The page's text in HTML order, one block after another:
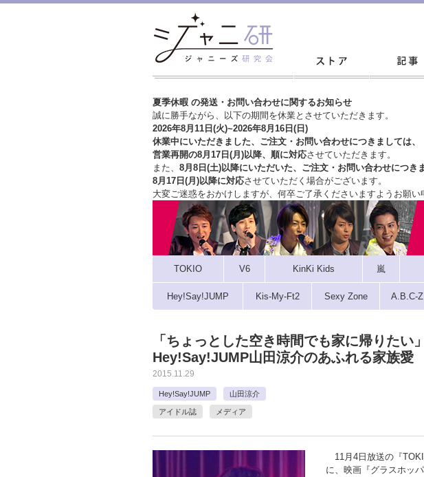
夏季休暇 の発送・お問い合わせに関するお知らせ
誠に勝手ながら、以下の期間を休業とさせていただきます。
2026年8月11日(火)~2026年8月16日(日)
休業中にいただきました、ご注文・お問い合わせにつきましては、
営業再開の8月17日(月)以降、順に対応させていただきます。
また、 8月8日(土)以降にいただいた、ご注文・ お問い合わせにつき
8月17日(月)以降に対応させていただく場合がございます。
大変ご迷惑をおかけしますが、 何卒ご了承くださいますようお願い
TOKIO V6 KinKi Kids 嵐
Hey!Say!JUMP Kis-My-Ft2 Sexy Zone A.B.C-Z
「ちょっとした空き時間でも家に帰りたい」
Hey!Say!JUMP山田涼介のあふれる家族愛
2015.11.29
Hey!Say!JUMP 山田涼介
アイドル誌 メディア
11月4日放送の『
に、映画『グラスホッ